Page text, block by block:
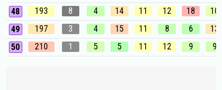
48
193 8 4 14 11 12 18
10
49
197 3 4 15 11 8 6
13
50
210 1 5 5 11 12 9 9